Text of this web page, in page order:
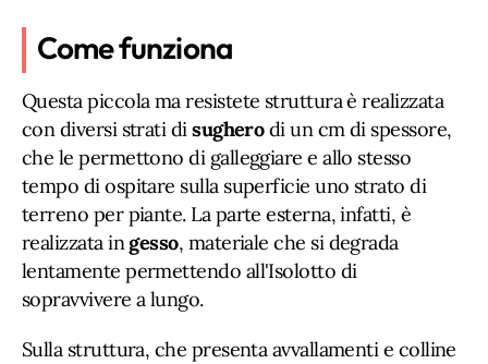
Come funziona
Questa piccola ma resistete struttura è realizzata
con diversi strati disugherodi un cm di spessore,
che le permettono di galleggiare e allo stesso
tempo di ospitare sulla superficie uno strato di
terreno per piante. La parte esterna, infatti, è
realizzata ingesso, materiale che si degrada
lentamente permettendo all'Isolotto di
sopravvivere a lungo.
Sulla struttura, che presenta avvallamenti e colline